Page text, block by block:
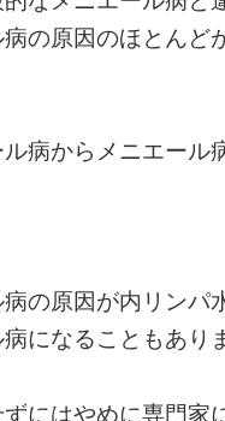
の原因のほとんど
病からメニエール
の原因が内リンパ
になることもあり
にはやめに専門家